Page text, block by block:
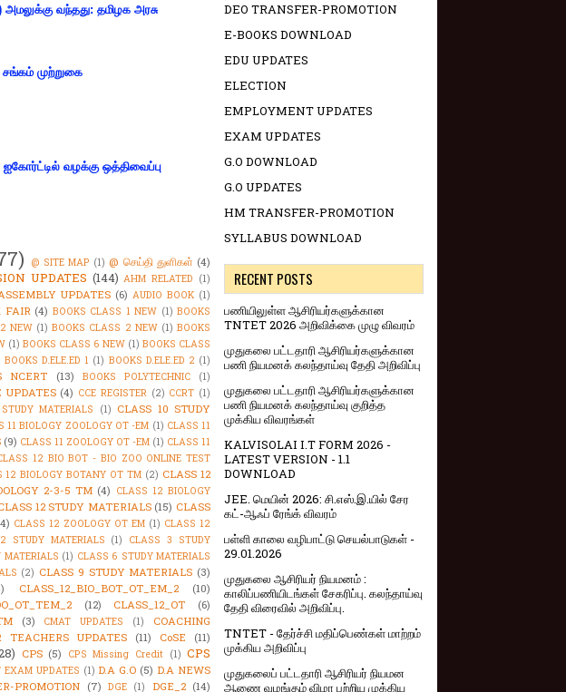
அமலுக்கு வந்தது: தமிழக அரசு
சங்கம் முற்றுகை
வழக்கு ஒத்திவைப்பு
@ SITE MAP (1) @ செய்தி துளிகள் (4)
UPDATES (144) AHM RELATED (1)
UPDATES (6) AUDIO BOOK (1)
FAIR (4) BOOKS CLASS 1 NEW (1) BOOKS
NEW (1) BOOKS CLASS 2 NEW (1) BOOKS
(1) BOOKS CLASS 6 NEW (1) BOOKS CLASS
BOOKS D.ELE.ED 1 (1) BOOKS D.ELE.ED 2 (1)
NCERT (13) BOOKS POLYTECHNIC (1)
UPDATES (4) CCE REGISTER (2) CCRT (1)
MATERIALS (1) CLASS 10 STUDY
11 BIOLOGY ZOOLOGY OT -EM (1) CLASS 11
(9) CLASS 11 ZOOLOGY OT -EM (1) CLASS 11
12 BIO BOT - BIO ZOO ONLINE TEST
12 BIOLOGY BOTANY OT TM (2) CLASS 12
2-3-5 TM (4) CLASS 12 BIOLOGY
12 STUDY MATERIALS (15) CLASS
CLASS 12 ZOOLOGY OT EM (1) CLASS 12
STUDY MATERIALS (1)
CLASS 3 STUDY
MATERIALS (1) CLASS 6 STUDY MATERIALS
(2) CLASS 9 STUDY MATERIALS (3)
CLASS_12_BIO_BOT_OT_EM_2
(10)
(12) CLASS_12_OT
(6)
(3) CMAT UPDATES (1)
COACHING
TEACHERS UPDATES (11) CoSE (11)
CPS (5) CPS Missing Credit (1) CPS
EXAM UPDATES (1) D.A G.O (5) D.A NEWS
PROMOTION (7) DGE (1) DGE_2 (14)
DEO TRANSFER-PROMOTION
E-BOOKS DOWNLOAD
EDU UPDATES
ELECTION
EMPLOYMENT UPDATES
EXAM UPDATES
G.O DOWNLOAD
G.O UPDATES
HM TRANSFER-PROMOTION
SYLLABUS DOWNLOAD
RECENT POSTS
பணியிலுள்ள ஆசிரியர்களுக்கான
TNTET 2026 அறிவிக்கை முழு விவரம்
முதுகலை பட்டதாரி ஆசிரியர்களுக்கான
பணி நியமனக் கலந்தாய்வு தேதி அறிவிப்பு
முதுகலை பட்டதாரி ஆசிரியர்களுக்கான
பணி நியமனக் கலந்தாய்வு குறித்த
முக்கிய விவரங்கள்
KALVISOLAI I.T FORM 2026 -
LATEST VERSION - 1.1
DOWNLOAD
JEE. மெயின் 2026: சி.எஸ்.இ.யில் சேர
கட்-ஆஃப் ரேங்க் விவரம்
பள்ளி காலை வழிபாட்டு செயல்பாடுகள் -
29.01.2026
முதுகலை ஆசிரியர் நியமனம் :
காலிப்பணியிடங்கள் சேகரிப்பு. கலந்தாய்வு
தேதி விரைவில் அறிவிப்பு.
TNTET - தேர்ச்சி மதிப்பெண்கள் மாற்றம்
முக்கிய அறிவிப்பு
முதுகலைப் பட்டதாரி ஆசிரியர் நியமன
ஆணை வழங்கும் விழா பற்றிய முக்கிய